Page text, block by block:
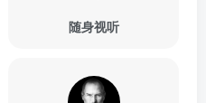
随身视听